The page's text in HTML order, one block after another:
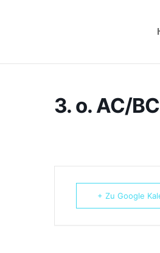
3. o. AC/BC
+ Zu Google